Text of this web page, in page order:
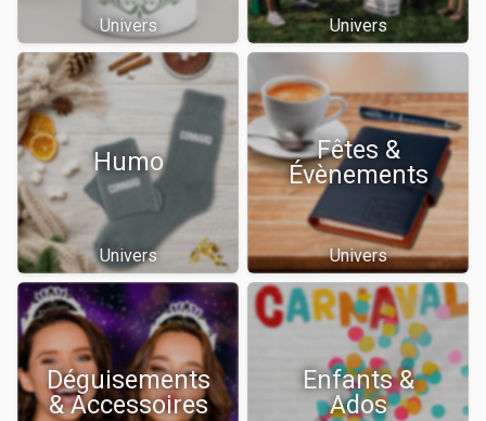
Univers Univers
Humo
Univers
Fêtes &
Évènements
Univers
Déguisements
& Accessoires
Enfants &
Ados